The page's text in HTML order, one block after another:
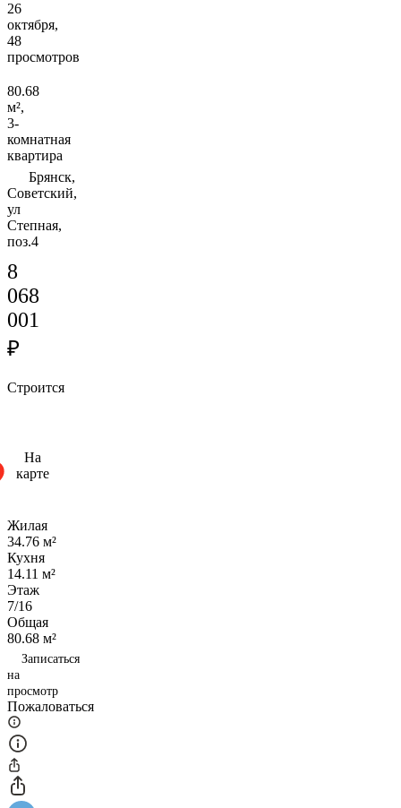
26
октября,
48
просмотров
80.68
м²,
3-
комнатная
квартира
Брянск,
Советский,
ул
Степная,
поз.4
8
068
001
₽
Строится
На
карте
Жилая
34.76 м²
Кухня
14.11 м²
Этаж
7/16
Общая
80.68 м²
Записаться
на
просмотр
Пожаловаться